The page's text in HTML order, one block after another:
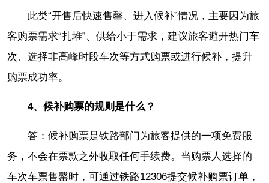
此类“开售后快速售罄、进入候补”情况，主要因为旅
客购票需求“扎堆”、供给小于需求，建议旅客避开热门车
次、选择非高峰时段车次等方式购票或进行候补，提升
购票成功率。
4、候补购票的规则是什么？
答：候补购票是铁路部门为旅客提供的一项免费服
务，不会在票款之外收取任何手续费。当购票人选择的
车次车票售罄时，可通过铁路12306提交候补购票订单，